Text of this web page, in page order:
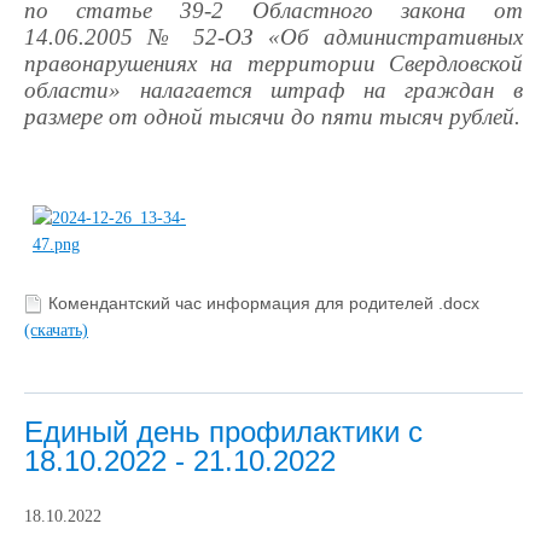
по статье 39-2 Областного закона от
14.06.2005 № 52-ОЗ «Об административных
правонарушениях на территории Свердловской
области» налагается штраф на граждан в
размере от одной тысячи до пяти тысяч рублей.
Комендантский час информация для родителей .docx
(скачать)
Единый день профилактики с
18.10.2022 - 21.10.2022
18.10.2022